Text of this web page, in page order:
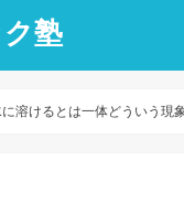
塾
に溶けるとは一体どういう現